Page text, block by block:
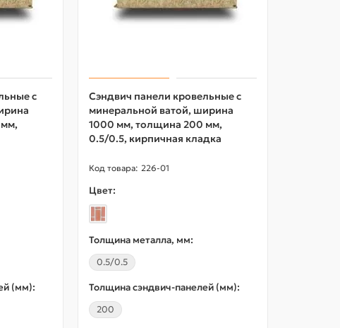
с
(мм):
Сэндвич панели кровельные с
минеральной ватой, ширина
1000 мм, толщина 200 мм,
0.5/0.5, кирпичная кладка
226-01
Цвет:
Толщина металла, мм:
0.5/0.5
Толщина сэндвич-панелей (мм):
200